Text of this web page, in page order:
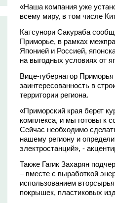
«Наша компания уже
всему миру, в том числе
Катсунори Сакураба
Приморье, в рамках
Японией и Россией,
на выгодных условиях от
Вице-губернатор
заинтересованность в
территории региона.
«Приморский края берет
комплекса, и мы готовы к
Сейчас необходимо
нашему региону и
электростанций», -
Также Гагик Захарян
– вместе с выработкой
использованием
покрышек, пластиковых